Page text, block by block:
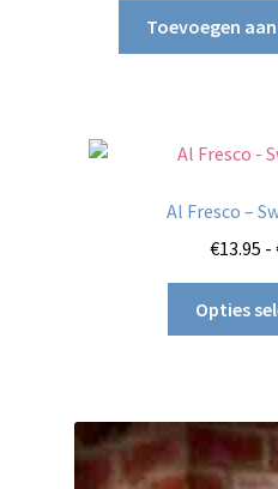
Toevoegen
Al Fresco –
€13.95 -
Opties